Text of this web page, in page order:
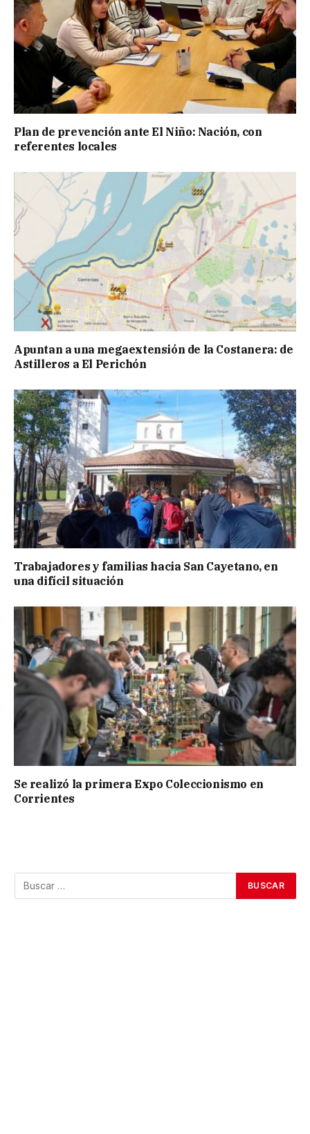
Plan de prevención ante El Niño: Nación, con
referentes locales
Apuntan a una megaextensión de la Costanera: de
Astilleros a El Perichón
Trabajadores y familias hacia San Cayetano, en
una difícil situación
Se realizó la primera Expo Coleccionismo en
Corrientes